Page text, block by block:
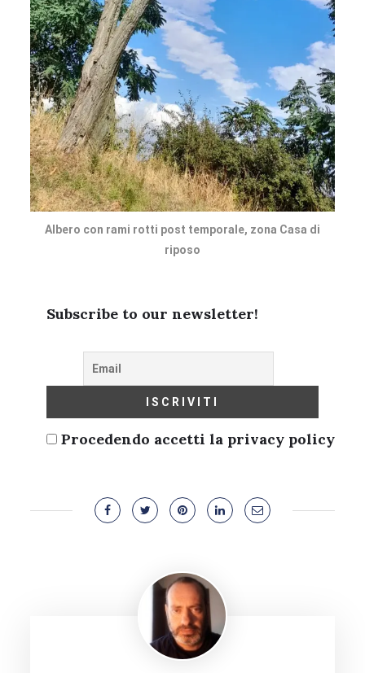
Albero con rami rotti post temporale, zona Casa di
riposo
Subscribe to our newsletter!
Procedendo accetti la privacy policy